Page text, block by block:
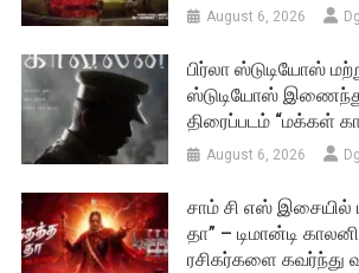
August 6, 2026
பிர்லா ஸ்டுடியோஸ்
ஸ்டுடியோஸ்
திரைப்படம் “மக்கள்
August 6, 2026
சாம் சி எஸ் இசையில்
தா” – டிமான்டி
ரசிகர்களை கவர்ந்து